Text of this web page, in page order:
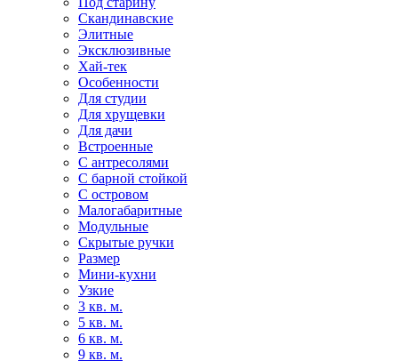
Скандинавские
Элитные
Эксклюзивные
Хай-тек
Особенности
Для студии
Для хрущевки
Для дачи
Встроенные
С антресолями
С барной стойкой
С островом
Малогабаритные
Модульные
Скрытые ручки
Размер
Мини-кухни
Узкие
3 кв. м.
5 кв. м.
6 кв. м.
9 кв. м.